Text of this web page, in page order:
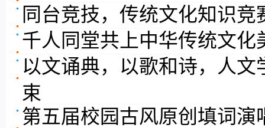
同台竞技，传统文化知识竞
千人同堂共上中华传统文化
以文诵典，以歌和诗，人
束
第五届校园古风原创填词演